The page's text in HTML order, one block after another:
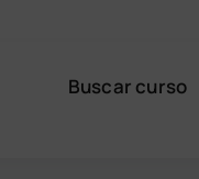
Buscar curso